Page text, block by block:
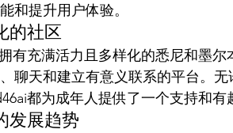
和提升用户体验。
的社区
有充满活力且多样化的悉尼和墨
聊天和建立有意义联系的平台。
都为成年人提供了一个支持和有
发展趋势